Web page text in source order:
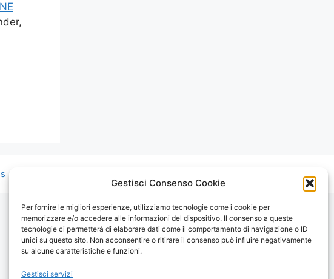
Gestisci Consenso Cookie
Per fornire le migliori esperienze, utilizziamo tecnologie come i cookie per
memorizzare e/o accedere alle informazioni del dispositivo. Il consenso a queste
tecnologie ci permetterà di elaborare dati come il comportamento di navigazione o ID
unici su questo sito. Non acconsentire o ritirare il consenso può influire negativamente
su alcune caratteristiche e funzioni.
Gestisci servizi